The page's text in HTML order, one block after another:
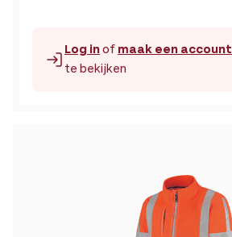
Log inof maak een account
te bekijken